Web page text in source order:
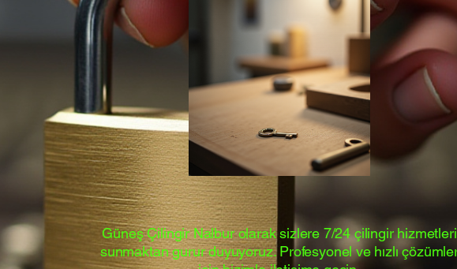
Güneş Çilingir Nalbur olarak sizlere 7/24 çilingir hizmetleri
sunmaktan gurur duyuyoruz. Profesyonel ve hızlı